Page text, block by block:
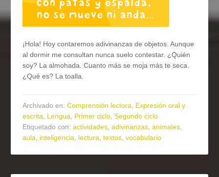
¡Hola! Hoy contaremos adivinanzas de objetos. Aunque
al dormir me consultan nunca suelo contestar. ¿Quién
soy? La almohada. Cuanto más se moja más te seca.
¿Qué es? La toalla.
Archivado en:Comprensión lectora, Expresión oral y
escrita, Lengua, Primer ciclo,Segundo ciclo
Etiquetado con:actividades,adivinanzas,animales,
aula, inteligencia, lectura,textos,vocabulario